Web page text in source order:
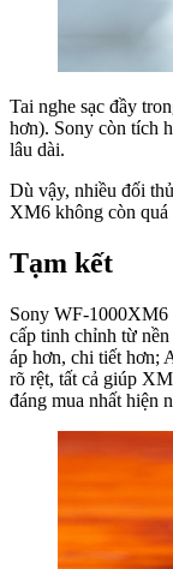
Tai nghe sạc đầy
hơn). Sony còn tích
lâu dài.
Dù vậy, nhiều đối
XM6 không còn
Tạm kết
Sony WF-1000XM6
cấp tinh chỉnh từ
áp hơn, chi tiết hơn;
rõ rệt, tất cả giúp
đáng mua nhất hiện